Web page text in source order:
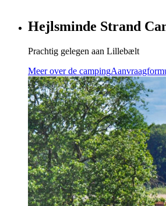
Hejlsminde Strand
Prachtig gelegen aan Lillebælt
Meer over de camping